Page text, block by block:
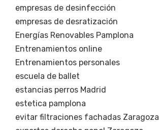
empresas de desinfección
empresas de desratización
Energías Renovables Pamplona
Entrenamientos online
Entrenamientos personales
escuela de ballet
estancias perros Madrid
estetica pamplona
evitar filtraciones fachadas Zaragoza